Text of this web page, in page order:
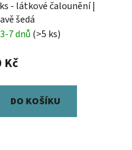
- látkové čalounění |
šedá
7 dnů (>5 ks)
Kč
DO KOŠÍKU